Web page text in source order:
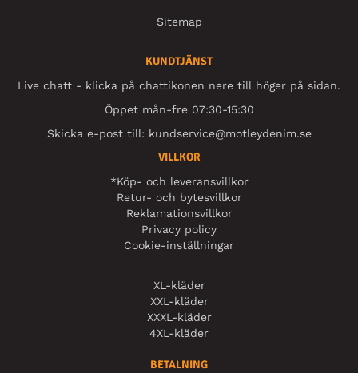
Sitemap
KUNDTJÄNST
Live chatt - klicka på chattikonen nere till höger på sidan.
Öppet mån-fre 07:30-15:30
Skicka e-post till: kundservice@motleydenim.se
VILLKOR
*Köp- och leveransvillkor
Retur- och bytesvillkor
Reklamationsvillkor
Privacy policy
Cookie-inställningar
XL-kläder
XXL-kläder
XXXL-kläder
4XL-kläder
BETALNING